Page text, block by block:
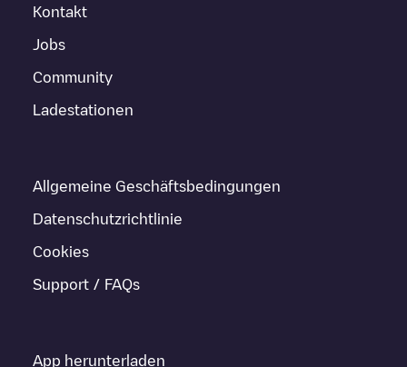
Kontakt
Jobs
Community
Ladestationen
Allgemeine Geschäftsbedingungen
Datenschutzrichtlinie
Cookies
Support / FAQs
App herunterladen